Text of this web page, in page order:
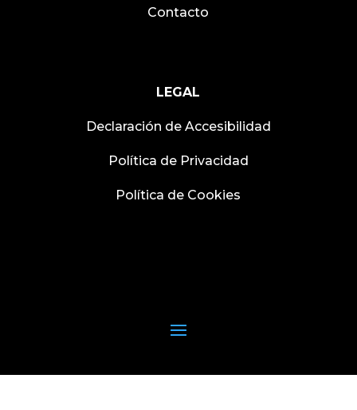
Contacto
LEGAL
Declaración de Accesibilidad
Política de Privacidad
Política de Cookies